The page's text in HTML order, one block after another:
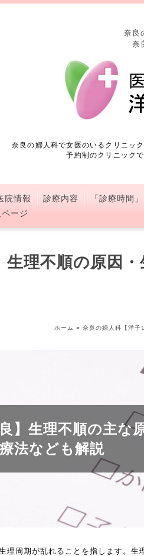
奈良
奈
奈良の婦人科で女医のいるクリニッ
予約制のクリニック
院情報 診療内容 「診療時間
ージ
生理不順の原因
ホーム » 奈良の婦人科【洋子
良】生理不順の主
法なども解説
理周期が乱れることを指します。